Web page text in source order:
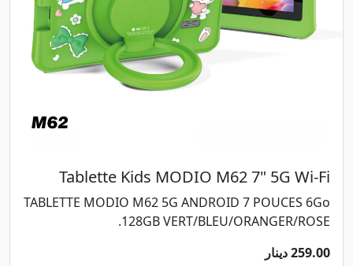
Tablette Kids MODIO M62 7" 5G Wi-Fi
TABLETTE MODIO M62 5G ANDROID 7 POUCES 6Go
128GB VERT/BLEU/ORANGER/ROSE.
259.00 دينار